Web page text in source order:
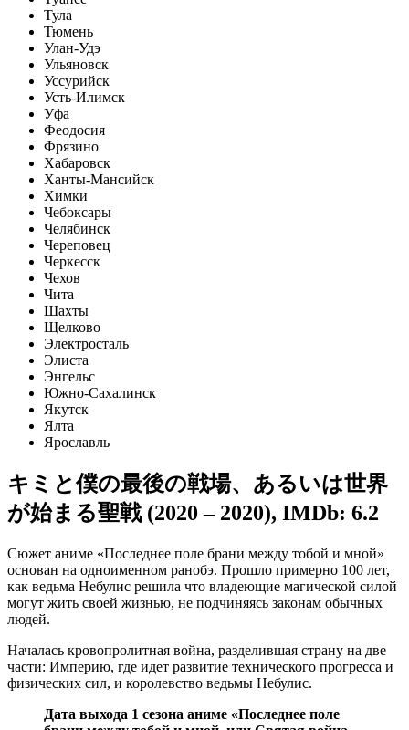
Тула
Тюмень
Улан-Удэ
Ульяновск
Уссурийск
Усть-Илимск
Уфа
Феодосия
Фрязино
Хабаровск
Ханты-Мансийск
Химки
Чебоксары
Челябинск
Череповец
Черкесск
Чехов
Чита
Шахты
Щелково
Электросталь
Элиста
Энгельс
Южно-Сахалинск
Якутск
Ялта
Ярославль
キミと僕の最後の戦場、あるいは世界
が始まる聖戦 (2020 – 2020), IMDb: 6.2
Сюжет аниме «Последнее поле брани между тобой и мной»
основан на одноименном ранобэ. Прошло примерно 100 лет,
как ведьма Небулис решила что владеющие магической силой
могут жить своей жизнью, не подчиняясь законам обычных
людей.
Началась кровопролитная война, разделившая страну на две
части: Империю, где идет развитие технического прогресса и
физических сил, и королевство ведьмы Небулис.
Дата выхода 1 сезона аниме «Последнее поле